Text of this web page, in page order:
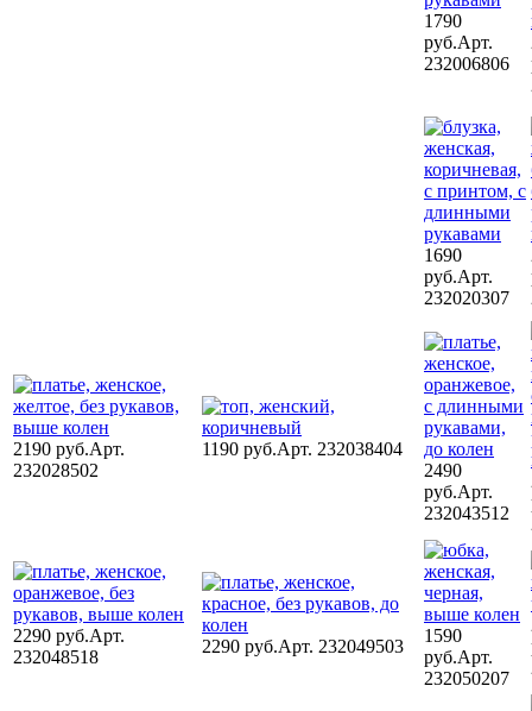
1790
руб.Арт.
232006806
1690
руб.Арт.
232020307
2190 руб.Арт.
232028502
1190 руб.Арт. 232038404
2490
руб.Арт.
232043512
2290 руб.Арт.
232048518
2290 руб.Арт. 232049503
1590
руб.Арт.
232050207